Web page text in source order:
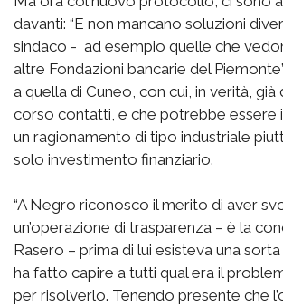
davanti: “E non mancano soluzioni
sindaco - ad esempio quelle che
altre Fondazioni bancarie del
a quella di Cuneo, con cui, in verità, già
corso contatti, e che potrebbe essere
un ragionamento di tipo industriale
solo investimento finanziario.
“A Negro riconosco il merito di aver
un’operazione di trasparenza – è la
Rasero – prima di lui esisteva una
ha fatto capire a tutti qual era il
per risolverlo. Tenendo presente che